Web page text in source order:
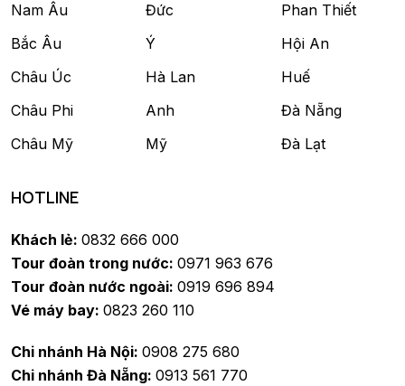
Nam Âu
Bắc Âu
Châu Úc
Châu Phi
Châu Mỹ
Đức
Ý
Hà Lan
Anh
Mỹ
Phan Thiết
Hội An
Huế
Đà Nẵng
Đà Lạt
HOTLINE
Khách lẻ: 0832 666 000
Tour đoàn trong nước: 0971 963 676
Tour đoàn nước ngoài: 0919 696 894
Vé máy bay: 0823 260 110
Chi nhánh Hà Nội: 0908 275 680
Chi nhánh Đà Nẵng: 0913 561 770